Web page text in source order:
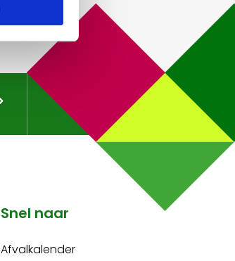
Snel naar
Afvalkalender